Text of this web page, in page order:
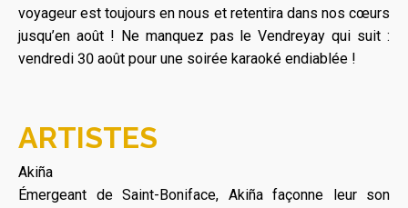
voyageur est toujours en nous et retentira dans nos cœurs
jusqu’en août ! Ne manquez pas le Vendreyay qui suit :
vendredi 30 août pour une soirée karaoké endiablée !
ARTISTES
Akiña
Émergeant de Saint-Boniface, Akiña façonne leur son